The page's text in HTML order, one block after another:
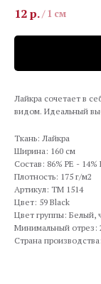
12р./ 1 см
Лайкра сочетает в
видом. Идеальный
Ткань: Лайкра
Ширина: 160 см
Состав: 86% PE - 14%
Плотность: 175 г/м2
Артикул: TM 1514
Цвет: 59 Black
Цвет группы: Белый,
Минимальный отрез:
Страна